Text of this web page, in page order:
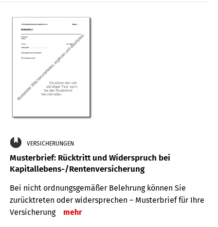
VERSICHERUNGEN
Musterbrief: Rücktritt und Widerspruch bei
Kapitallebens-/Rentenversicherung
Bei nicht ordnungsgemäßer Belehrung können Sie
zurücktreten oder widersprechen – Musterbrief für Ihre
Versicherung
mehr